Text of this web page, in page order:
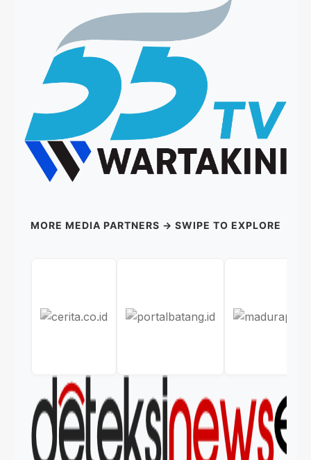
MORE MEDIA PARTNERS → SWIPE TO EXPLORE